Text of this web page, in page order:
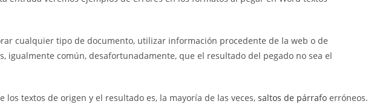
cualquier tipo de documento, utilizar información procedente de la web o de
igualmente común, desafortunadamente, que el resultado del pegado no sea el
los textos de origen y el resultado es, la mayoría de las veces, saltos de párrafo erróneos.